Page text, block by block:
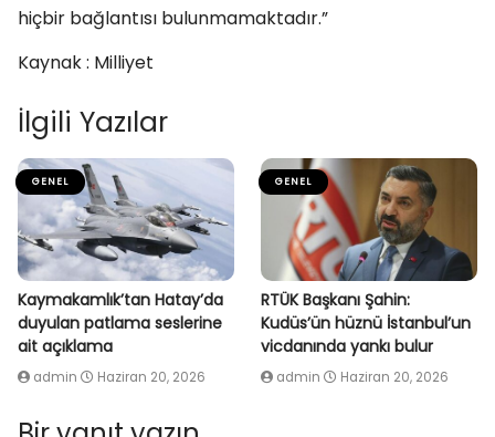
hiçbir bağlantısı bulunmamaktadır.”
Kaynak : Milliyet
İlgili Yazılar
GENEL
Kaymakamlık’tan Hatay’da
duyulan patlama seslerine
ait açıklama
admin Haziran 20, 2026
GENEL
RTÜK Başkanı Şahin:
Kudüs’ün hüznü İstanbul’un
vicdanında yankı bulur
admin Haziran 20, 2026